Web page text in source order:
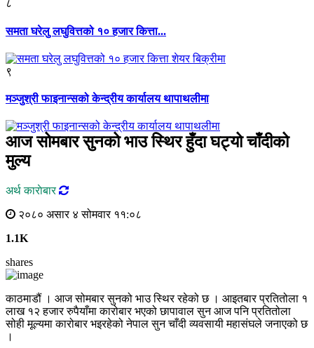
८
समता घरेलु लघुवित्तको १० हजार कित्ता...
९
मञ्जुश्री फाइनान्सको केन्द्रीय कार्यालय थापाथलीमा
आज सोमबार सुनको भाउ स्थिर हुँदा घट्यो चाँदीको
मुल्य
अर्थ काराेबार
२०८० असार ४ सोमवार ११:०८
1.1K
shares
काठमाडौं । आज सोमबार सुनको भाउ स्थिर रहेको छ । आइतबार प्रतितोला १
लाख १२ हजार रुपैयाँमा कारोबार भएको छापावाल सुन आज पनि प्रतितोला
सोही मूल्यमा कारोबार भइरहेको नेपाल सुन चाँदी व्यवसायी महासंघले जनाएको छ
।